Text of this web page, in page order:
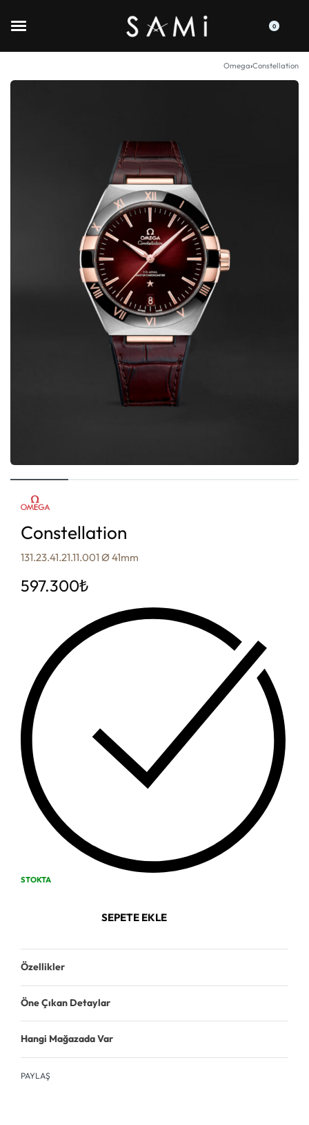
0
Omega›Constellation
Constellation
131.23.41.21.11.001 Ø 41mm
597.300₺
STOKTA
SEPETE EKLE
Özellikler
Öne Çıkan Detaylar
Hangi Mağazada Var
PAYLAŞ